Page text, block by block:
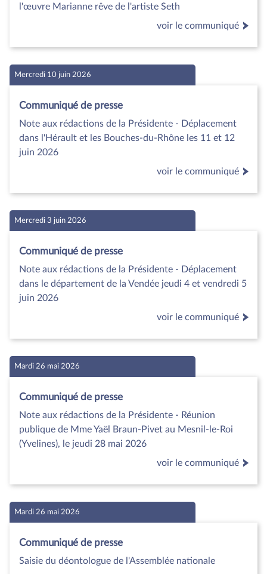
l'œuvre Marianne rêve de l'artiste Seth
voir le communiqué
Mercredi 10 juin 2026
Communiqué de presse
Note aux rédactions de la Présidente - Déplacement
dans l'Hérault et les Bouches-du-Rhône les 11 et 12
juin 2026
voir le communiqué
Mercredi 3 juin 2026
Communiqué de presse
Note aux rédactions de la Présidente - Déplacement
dans le département de la Vendée jeudi 4 et vendredi 5
juin 2026
voir le communiqué
Mardi 26 mai 2026
Communiqué de presse
Note aux rédactions de la Présidente - Réunion
publique de Mme Yaël Braun-Pivet au Mesnil-le-Roi
(Yvelines), le jeudi 28 mai 2026
voir le communiqué
Mardi 26 mai 2026
Communiqué de presse
Saisie du déontologue de l'Assemblée nationale